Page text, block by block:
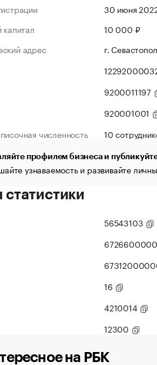
30 июня
капитал
10 000 ₽
адрес
г.
9200011197
920001001
численность
10
профилем бизнеса и
узнаваемость и развивайте
статистики
56543103
16
4210014
12300
на РБК